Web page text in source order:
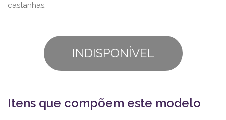
castanhas.
INDISPONÍVEL
Itens que compõem este modelo